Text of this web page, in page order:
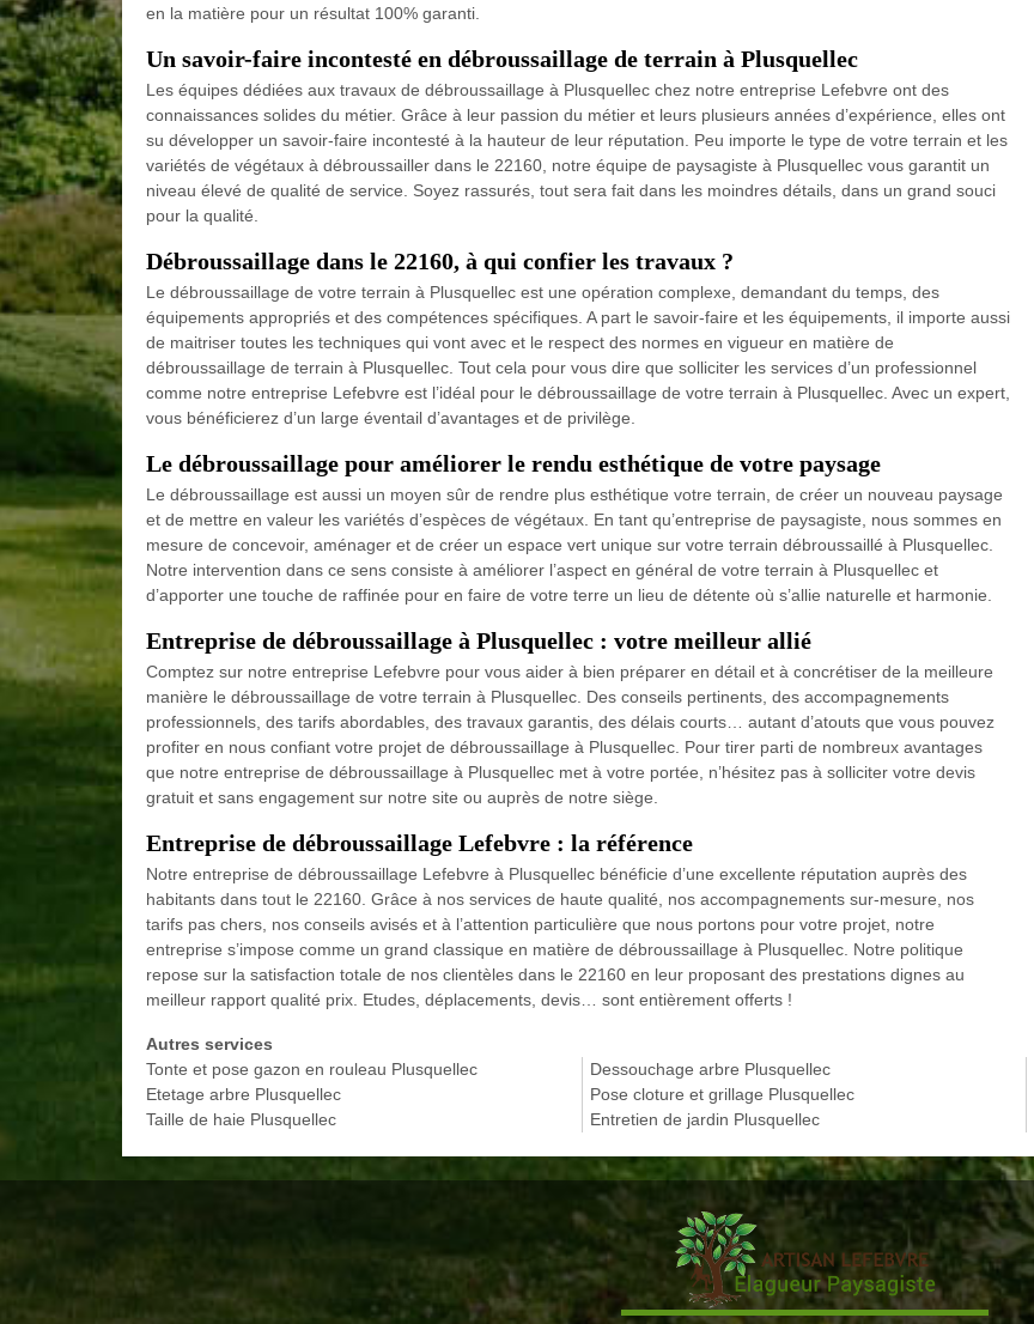
en la matière pour un résultat 100% garanti.
Un savoir-faire incontesté en débroussaillage de terrain à Plusquellec
Les équipes dédiées aux travaux de débroussaillage à Plusquellec chez notre entreprise Lefebvre ont des
connaissances solides du métier. Grâce à leur passion du métier et leurs plusieurs années d’expérience, elles ont
su développer un savoir-faire incontesté à la hauteur de leur réputation. Peu importe le type de votre terrain et les
variétés de végétaux à débroussailler dans le 22160, notre équipe de paysagiste à Plusquellec vous garantit un
niveau élevé de qualité de service. Soyez rassurés, tout sera fait dans les moindres détails, dans un grand souci
pour la qualité.
Débroussaillage dans le 22160, à qui confier les travaux ?
Le débroussaillage de votre terrain à Plusquellec est une opération complexe, demandant du temps, des
équipements appropriés et des compétences spécifiques. A part le savoir-faire et les équipements, il importe aussi
de maitriser toutes les techniques qui vont avec et le respect des normes en vigueur en matière de
débroussaillage de terrain à Plusquellec. Tout cela pour vous dire que solliciter les services d’un professionnel
comme notre entreprise Lefebvre est l’idéal pour le débroussaillage de votre terrain à Plusquellec. Avec un expert,
vous bénéficierez d’un large éventail d’avantages et de privilège.
Le débroussaillage pour améliorer le rendu esthétique de votre paysage
Le débroussaillage est aussi un moyen sûr de rendre plus esthétique votre terrain, de créer un nouveau paysage
et de mettre en valeur les variétés d’espèces de végétaux. En tant qu’entreprise de paysagiste, nous sommes en
mesure de concevoir, aménager et de créer un espace vert unique sur votre terrain débroussaillé à Plusquellec.
Notre intervention dans ce sens consiste à améliorer l’aspect en général de votre terrain à Plusquellec et
d’apporter une touche de raffinée pour en faire de votre terre un lieu de détente où s’allie naturelle et harmonie.
Entreprise de débroussaillage à Plusquellec : votre meilleur allié
Comptez sur notre entreprise Lefebvre pour vous aider à bien préparer en détail et à concrétiser de la meilleure
manière le débroussaillage de votre terrain à Plusquellec. Des conseils pertinents, des accompagnements
professionnels, des tarifs abordables, des travaux garantis, des délais courts… autant d’atouts que vous pouvez
profiter en nous confiant votre projet de débroussaillage à Plusquellec. Pour tirer parti de nombreux avantages
que notre entreprise de débroussaillage à Plusquellec met à votre portée, n’hésitez pas à solliciter votre devis
gratuit et sans engagement sur notre site ou auprès de notre siège.
Entreprise de débroussaillage Lefebvre : la référence
Notre entreprise de débroussaillage Lefebvre à Plusquellec bénéficie d’une excellente réputation auprès des
habitants dans tout le 22160. Grâce à nos services de haute qualité, nos accompagnements sur-mesure, nos
tarifs pas chers, nos conseils avisés et à l’attention particulière que nous portons pour votre projet, notre
entreprise s’impose comme un grand classique en matière de débroussaillage à Plusquellec. Notre politique
repose sur la satisfaction totale de nos clientèles dans le 22160 en leur proposant des prestations dignes au
meilleur rapport qualité prix. Etudes, déplacements, devis… sont entièrement offerts !
Autres services
Tonte et pose gazon en rouleau Plusquellec
Etetage arbre Plusquellec
Taille de haie Plusquellec
Dessouchage arbre Plusquellec
Pose cloture et grillage Plusquellec
Entretien de jardin Plusquellec